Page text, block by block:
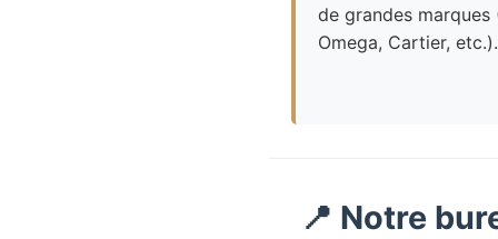
de grandes marques
Omega, Cartier, etc.).
📍 Notre